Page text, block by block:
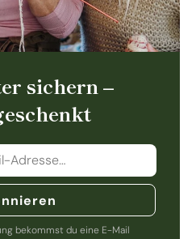
sichern –
bekommst du eine E-Mail